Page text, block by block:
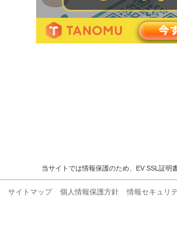
当サイトでは情報保護のため、EV SSL証明
サイトマップ 個人情報保護方針 情報セキュリ